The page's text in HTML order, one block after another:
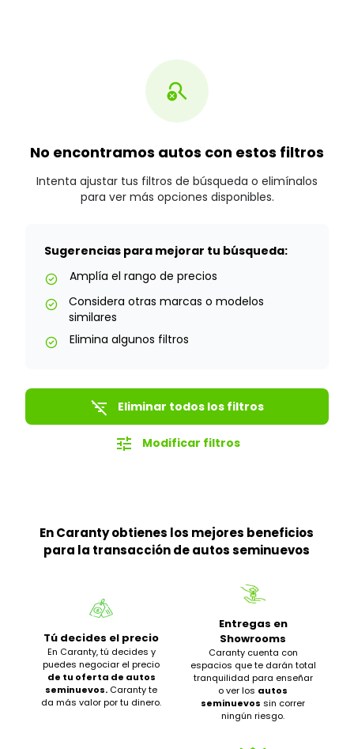
search_off
No encontramos autos con estos filtros
Intenta ajustar tus filtros de búsqueda o elimínalos
para ver más opciones disponibles.
Sugerencias para mejorar tu búsqueda:
check_circle Amplía el rango de precios
check_circle
Considera otras marcas o modelos
similares
check_circle Elimina algunos filtros
filter_list_off Eliminar todos los filtros
tune Modificar filtros
En Caranty obtienes los mejores beneficios
para la transacción de autos seminuevos
Tú decides el precio
En Caranty, tú decides y
puedes negociar el precio
de tu oferta de autos
seminuevos. Caranty te
da más valor por tu dinero.
Entregas en
Showrooms
Caranty cuenta con
espacios que te darán total
tranquilidad para enseñar
o ver los autos
seminuevos sin correr
ningún riesgo.